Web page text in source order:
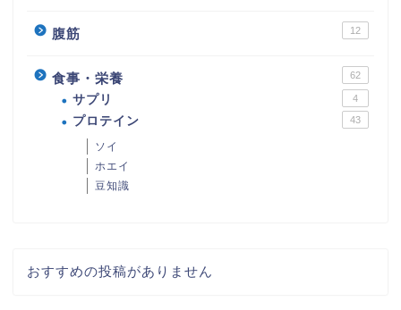
腹筋 12
食事・栄養 62
サプリ 4
プロテイン 43
ソイ
ホエイ
豆知識
おすすめの投稿がありません